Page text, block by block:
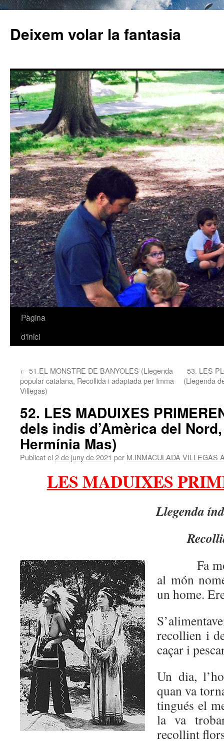
Deixem volar la fantasia
Vés
Pàgina
d'inici
← 51.EL MONSTRE DE BANYOLES (Llegenda
popular catalana, Recollida i adaptada per Imma
Villegas)
53. LES
(Llegenda
52. LES MADUIXES
dels indis d’Amèrica del
Hermínia Mas)
Publicat el 2 de juny de 2021 per M.INMACULADA VILLEGAS
LES MADUIXES
Llegenda
Fa
al món
un home.
recollien i
caçar i
Un dia,
quan va
tingués el
la va
recollint